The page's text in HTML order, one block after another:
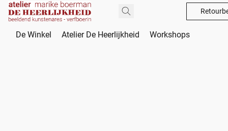
De Winkel Atelier De Heerlijkheid Workshops